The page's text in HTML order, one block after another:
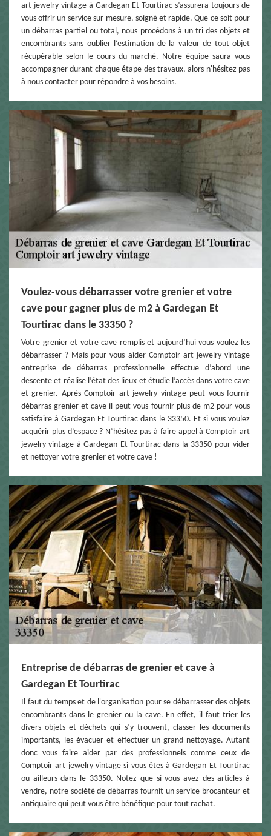
art jewelry vintage à Gardegan Et Tourtirac s’assurera toujours de
vous offrir un service sur-mesure, soigné et rapide. Que ce soit pour
un débarras partiel ou total, nous procédons à un tri des objets et
encombrants sans oublier l‘estimation de la valeur de tout objet
récupérable selon le cours du marché. Notre équipe saura vous
accompagner durant chaque étape des travaux, alors n'hésitez pas
à nous contacter pour répondre à vos besoins.
Voulez-vous débarrasser votre grenier et votre
cave pour gagner plus de m2 à Gardegan Et
Tourtirac dans le 33350 ?
Votre grenier et votre cave remplis et aujourd’hui vous voulez les
débarrasser ? Mais pour vous aider Comptoir art jewelry vintage
entreprise de débarras professionnelle effectue d’abord une
descente et réalise l’état des lieux et étudie l’accès dans votre cave
et grenier. Après Comptoir art jewelry vintage peut vous fournir
débarras grenier et cave il peut vous fournir plus de m2 pour vous
satisfaire à Gardegan Et Tourtirac dans le 33350. Et si vous voulez
acquérir plus d’espace ? N’hésitez pas à faire appel à Comptoir art
jewelry vintage à Gardegan Et Tourtirac dans la 33350 pour vider
et nettoyer votre grenier et votre cave !
Entreprise de débarras de grenier et cave à
Gardegan Et Tourtirac
Il faut du temps et de l'organisation pour se débarrasser des objets
encombrants dans le grenier ou la cave. En effet, il faut trier les
divers objets et déchets qui s’y trouvent, classer les documents
importants, les évacuer et effectuer un grand nettoyage. Autant
donc vous faire aider par des professionnels comme ceux de
Comptoir art jewelry vintage si vous êtes à Gardegan Et Tourtirac
ou ailleurs dans le 33350. Notez que si vous avez des articles à
vendre, notre société de débarras fournit un service brocanteur et
antiquaire qui peut vous être bénéfique pour tout rachat.